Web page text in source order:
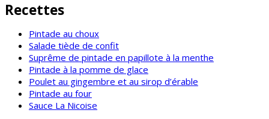
Recettes
Pintade au choux
Salade tiède de confit
Suprême de pintade en papillote à la menthe
Pintade à la pomme de glace
Poulet au gingembre et au sirop d’érable
Pintade au four
Sauce La Nicoise